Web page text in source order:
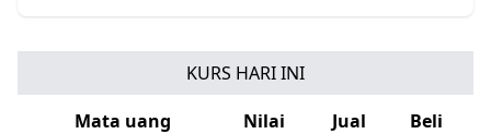
KURS HARI INI
Mata uang
Nilai Jual Beli